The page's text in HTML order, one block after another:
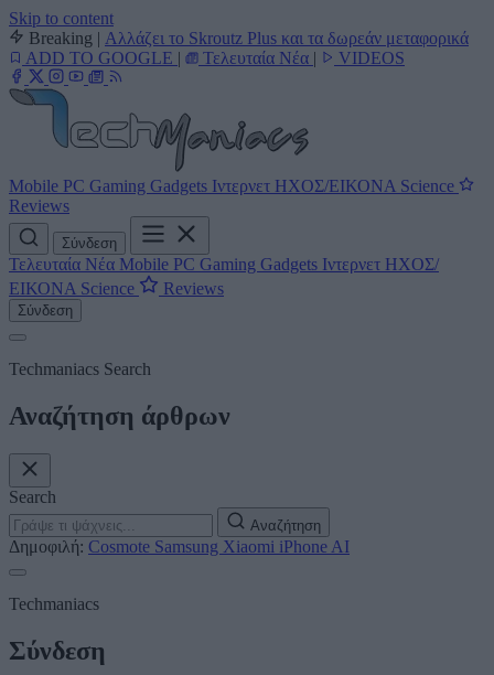
Skip to content
Breaking | Αλλάζει το Skroutz Plus και τα δωρεάν μεταφορικά
ADD TO GOOGLE | Τελευταία Νέα | VIDEOS
Mobile PC Gaming Gadgets Ιντερνετ ΗΧΟΣ/ΕΙΚΟΝΑ Science
Reviews
Σύνδεση
Τελευταία Νέα Mobile PC Gaming Gadgets Ιντερνετ ΗΧΟΣ/
ΕΙΚΟΝΑ Science Reviews
Σύνδεση
Techmaniacs Search
Αναζήτηση άρθρων
Search
Αναζήτηση
Δημοφιλή: Cosmote Samsung Xiaomi iPhone AI
Techmaniacs
Σύνδεση